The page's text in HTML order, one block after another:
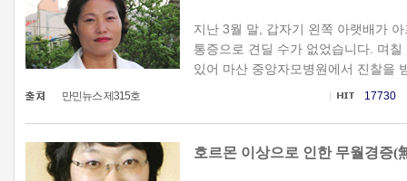
지난 3월 말, 갑자기 왼쪽 아랫배가
통증으로 견딜 수가 없었습니다. 며
있어 마산 중앙자모병원에서 진찰을
만민뉴스 제315호 17730
호르몬 이상으로 인한 무월경증(